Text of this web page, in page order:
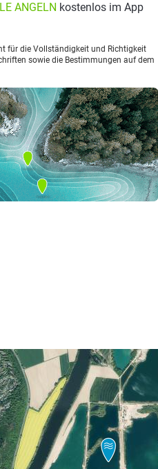
ANGELN kostenlos im App
für die Vollständigkeit und Richtigkeit
sowie die Bestimmungen auf dem